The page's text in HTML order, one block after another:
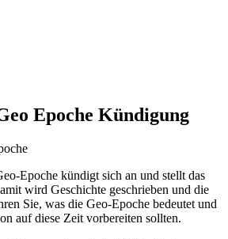
Epoche Kündigung
Epoche kündigt sich an und stellt das
wird Geschichte geschrieben und die
Sie, was die Geo-Epoche bedeutet und
auf diese Zeit vorbereiten sollten.